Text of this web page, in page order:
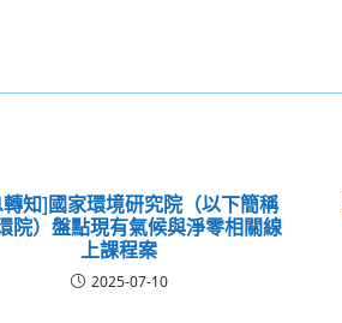
知]國家環境研究院（以下簡稱
院）盤點現有氣候與淨零相關線
上課程案
2025-07-10